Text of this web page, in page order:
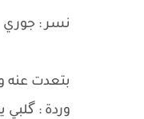
نسر : جوري
بتعدت
وردة : گلبي